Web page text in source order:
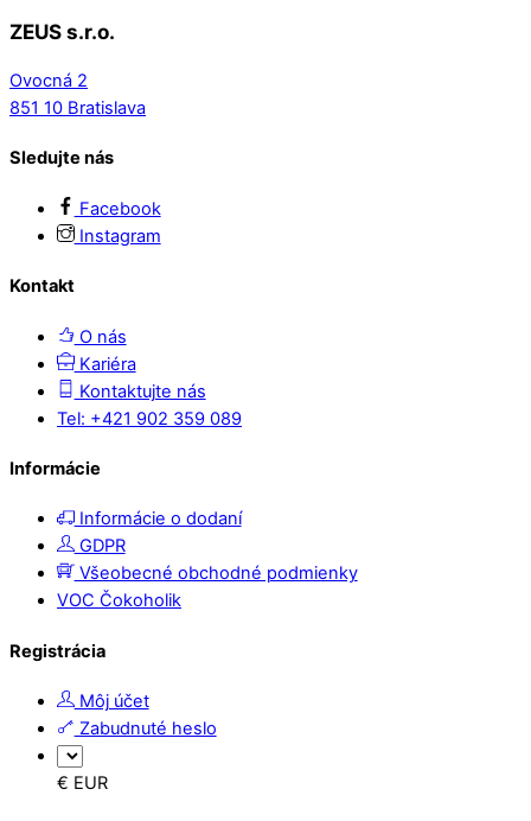
ZEUS s.r.o.
Ovocná 2
851 10 Bratislava
Sledujte nás
Facebook
Instagram
Kontakt
O nás
Kariéra
Kontaktujte nás
Tel: +421 902 359 089
Informácie
Informácie o dodaní
GDPR
Všeobecné obchodné podmienky
VOC Čokoholik
Registrácia
Môj účet
Zabudnuté heslo
€ EUR